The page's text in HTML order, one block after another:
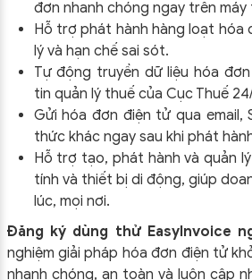
đơn nhanh chóng ngay trên máy
Hỗ trợ phát hành hàng loạt hóa
lý và hạn chế sai sót.
Tự động truyền dữ liệu hóa
tin quản lý thuế của Cục Thuế
Gửi hóa đơn điện tử qua email,
thức khác ngay sau khi phát
Hỗ trợ tạo, phát hành và quản
tính và thiết bị di động, giúp
lúc, mọi nơi.
Đăng ký dùng thử EasyInvoice
nghiệm giải pháp hóa đơn điện tử
nhanh chóng, an toàn và luôn cập